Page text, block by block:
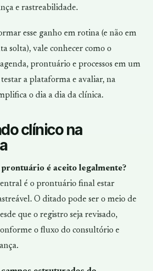
e rastreabilidade.
esse ganho em rotina (e não em
solta), vale conhecer como o
prontuário e processos em um
a plataforma e avaliar, na
o dia a dia da clínica.
clínico na
é aceito legalmente?
é o prontuário final estar
O ditado pode ser o meio de
que o registro seja revisado,
o fluxo do consultório e